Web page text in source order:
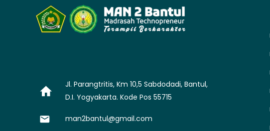
Jl. Parangtritis, Km 10,5 Sabdodadi, Bantul,
D.I. Yogyakarta. Kode Pos 55715
man2bantul@gmail.com